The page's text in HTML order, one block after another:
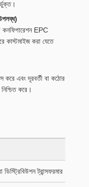
কনফিগারেশন EPC
কাস্টমাইজ করা যেতে
করে এবং দূরবর্তী বা কঠোর
নিশ্চিত করে।
ট্রান্সফরমার